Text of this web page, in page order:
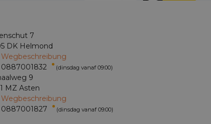
7
DK Helmond
Wegbeschreibung
0887001832
(dinsdag vanaf 09:00)
9
MZ Asten
Wegbeschreibung
0887001827
(dinsdag vanaf 09:00)